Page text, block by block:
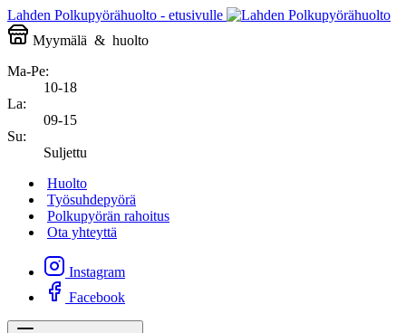
Lahden Polkupyörähuolto - etusivulle
Myymälä & huolto
Ma-Pe:
10-18
La:
09-15
Su:
Suljettu
Huolto
Työsuhdepyörä
Polkupyörän rahoitus
Ota yhteyttä
Instagram
Facebook